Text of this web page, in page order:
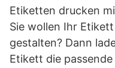
Etiketten drucken
Sie wollen Ihr
gestalten? Dann
Etikett die